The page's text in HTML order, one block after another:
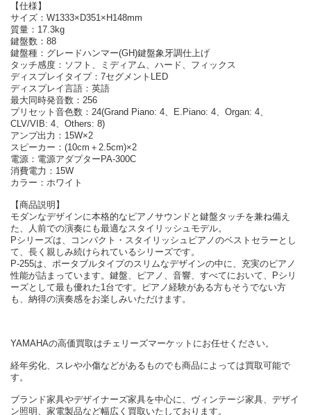
【仕様】
サイズ：W1333×D351×H148mm
質量：17.3kg
鍵盤数：88
鍵盤種：グレードハンマー(GH)鍵盤象牙調仕上げ
タッチ感度：ソフト、ミディアム、ハード、フィックス
ディスプレイタイプ：7セグメントLED
ディスプレイ言語：英語
最大同時発音数：256
プリセット音色数：24(Grand Piano: 4、E.Piano: 4、Organ: 4、
CLV/VIB: 4、Others: 8)
アンプ出力：15W×2
スピーカー：(10cm＋2.5cm)×2
電源：電源アダプターPA-300C
消費電力：15W
カラー：ホワイト
【商品説明】
モダンなデザインに本格的なピアノサウンドと鍵盤タッチを兼ね備え
た、人前での演奏にも最適なスタイリッシュモデル。
Pシリーズは、コンパクト・スタイリッシュピアノのベストセラーとし
て、長く親しみ続けられているシリーズです。
P-255は、ポータブルタイプのスリムなデザインの中に、充実のピアノ
性能が詰まっています。鍵盤、ピアノ、音響、すべてにおいて、Pシリ
ーズとして最も優れた1台です。ピアノ経験がある方もそうでない方
も、納得の演奏感をお楽しみいただけます。
YAMAHAの高価買取はチェリーズマーケットにお任せください。
経年劣化、スレや小傷などがあるものでも商品によっては買取可能で
す。
ブランド家具やデザイナーズ家具を中心に、ヴィンテージ家具、デザイ
ン照明、家電製品など幅広く買取いたしております。